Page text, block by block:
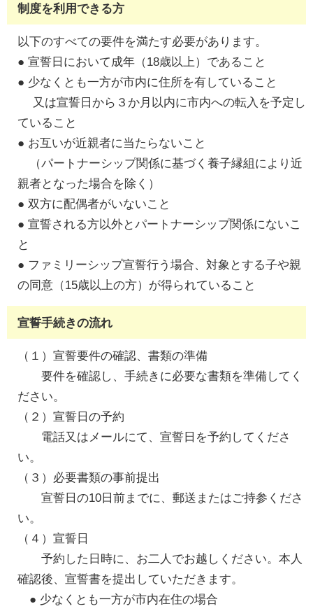
制度を利用できる方
以下のすべての要件を満たす必要があります。
● 宣誓日において成年（18歳以上）であること
● 少なくとも一方が市内に住所を有していること
又は宣誓日から３か月以内に市内への転入を予定し
ていること
● お互いが近親者に当たらないこと
（パートナーシップ関係に基づく養子縁組により近
親者となった場合を除く）
● 双方に配偶者がいないこと
● 宣誓される方以外とパートナーシップ関係にないこ
と
● ファミリーシップ宣誓行う場合、対象とする子や親
の同意（15歳以上の方）が得られていること
宣誓手続きの流れ
（１）宣誓要件の確認、書類の準備
要件を確認し、手続きに必要な書類を準備してく
ださい。
（２）宣誓日の予約
電話又はメールにて、宣誓日を予約してくださ
い。
（３）必要書類の事前提出
宣誓日の10日前までに、郵送またはご持参くださ
い。
（４）宣誓日
予約した日時に、お二人でお越しください。本人
確認後、宣誓書を提出していただきます。
● 少なくとも一方が市内在住の場合